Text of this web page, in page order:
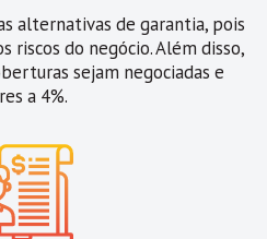
alternativas de garantia, pois
riscos do negócio. Além disso,
sejam negociadas e
a 4%.